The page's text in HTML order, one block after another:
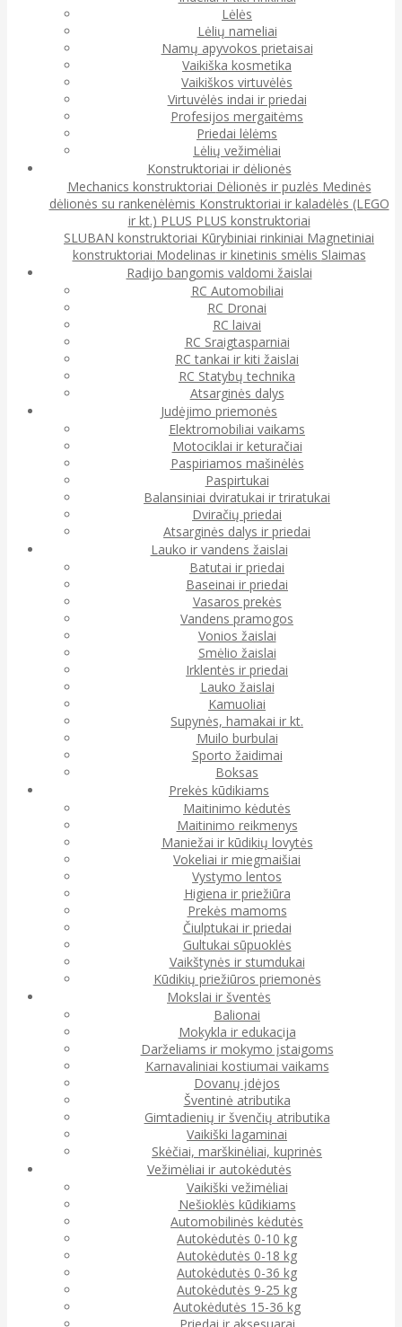
Lėlės
Lėlių nameliai
Namų apyvokos prietaisai
Vaikiška kosmetika
Vaikiškos virtuvėlės
Virtuvėlės indai ir priedai
Profesijos mergaitėms
Priedai lėlėms
Lėlių vežimėliai
Konstruktoriai ir dėlionės
Mechanics konstruktoriai Dėlionės ir puzlės Medinės
dėlionės su rankenėlėmis Konstruktoriai ir kaladėlės (LEGO
ir kt.) PLUS PLUS konstruktoriai
SLUBAN konstruktoriai Kūrybiniai rinkiniai Magnetiniai
konstruktoriai Modelinas ir kinetinis smėlis Slaimas
Radijo bangomis valdomi žaislai
RC Automobiliai
RC Dronai
RC laivai
RC Sraigtasparniai
RC tankai ir kiti žaislai
RC Statybų technika
Atsarginės dalys
Judėjimo priemonės
Elektromobiliai vaikams
Motociklai ir keturačiai
Paspiriamos mašinėlės
Paspirtukai
Balansiniai dviratukai ir triratukai
Dviračių priedai
Atsarginės dalys ir priedai
Lauko ir vandens žaislai
Batutai ir priedai
Baseinai ir priedai
Vasaros prekės
Vandens pramogos
Vonios žaislai
Smėlio žaislai
Irklentės ir priedai
Lauko žaislai
Kamuoliai
Supynės, hamakai ir kt.
Muilo burbulai
Sporto žaidimai
Boksas
Prekės kūdikiams
Maitinimo kėdutės
Maitinimo reikmenys
Maniežai ir kūdikių lovytės
Vokeliai ir miegmaišiai
Vystymo lentos
Higiena ir priežiūra
Prekės mamoms
Čiulptukai ir priedai
Gultukai sūpuoklės
Vaikštynės ir stumdukai
Kūdikių priežiūros priemonės
Mokslai ir šventės
Balionai
Mokykla ir edukacija
Darželiams ir mokymo įstaigoms
Karnavaliniai kostiumai vaikams
Dovanų įdėjos
Šventinė atributika
Gimtadienių ir švenčių atributika
Vaikiški lagaminai
Skėčiai, marškinėliai, kuprinės
Vežimėliai ir autokėdutės
Vaikiški vežimėliai
Nešioklės kūdikiams
Automobilinės kėdutės
Autokėdutės 0-10 kg
Autokėdutės 0-18 kg
Autokėdutės 0-36 kg
Autokėdutės 9-25 kg
Autokėdutės 15-36 kg
Priedai ir aksesuarai